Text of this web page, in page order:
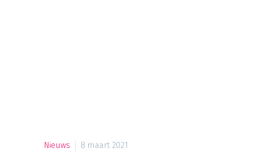
Nieuws 8 maart 2021